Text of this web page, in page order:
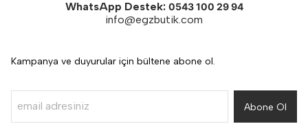
WhatsApp Destek: 0543 100 29 94
info@egzbutik.com
Kampanya ve duyurular için bültene abone ol.
Abone Ol